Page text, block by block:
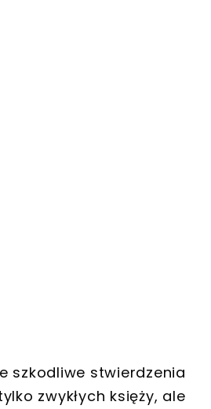
szkodliwe stwierdzenia
zwykłych księży, ale